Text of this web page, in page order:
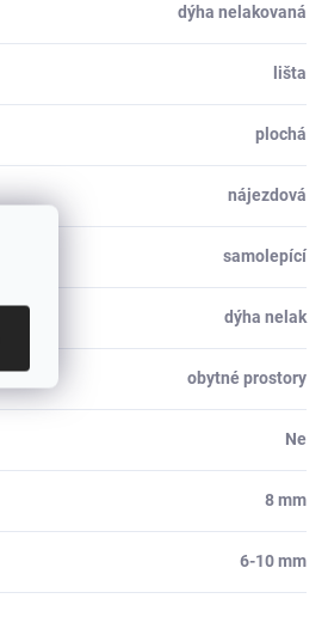
dýha nelakovaná
lišta
plochá
nájezdová
samolepící
dýha nelak
obytné prostory
Ne
8 mm
6-10 mm